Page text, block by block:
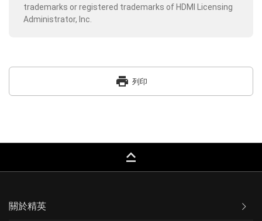
trademarks or registered trademarks of HDMI Licensing
Administrator, Inc.
print 列印
keyboard_capslock
關於精英